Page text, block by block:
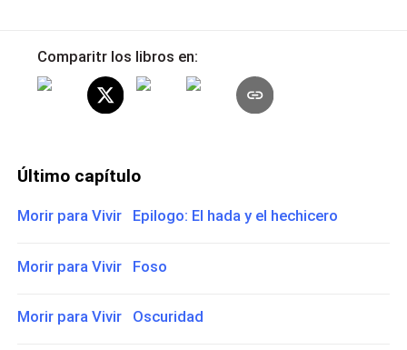
Comparitr los libros en:
Último capítulo
Morir para Vivir Epilogo: El hada y el hechicero
Morir para Vivir Foso
Morir para Vivir Oscuridad